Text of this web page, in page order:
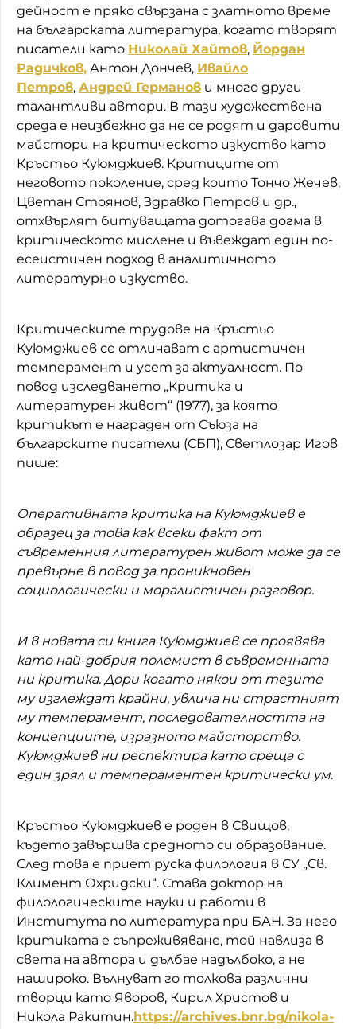
дейност е пряко свързана с златното време
на българската литература, когато творят
писатели като Николай Хайтов, Йордан
Радичков, Антон Дончев, Ивайло
Петров, Андрей Германов и много други
талантливи автори. В тази художествена
среда е неизбежно да не се родят и даровити
майстори на критическото изкуство като
Кръстьо Куюмджиев. Критиците от
неговото поколение, сред които Тончо Жечев,
Цветан Стоянов, Здравко Петров и др.,
отхвърлят битуващата дотогава догма в
критическото мислене и въвеждат един по-
есеистичен подход в аналитичното
литературно изкуство.
Критическите трудове на Кръстьо
Куюмджиев се отличават с артистичен
темперамент и усет за актуалност. По
повод изследването „Критика и
литературен живот“ (1977), за която
критикът е награден от Съюза на
българските писатели (СБП), Светлозар Игов
пише:
Оперативната критика на Куюмджиев е
образец за това как всеки факт от
съвременния литературен живот може да се
превърне в повод за проникновен
социологически и моралистичен разговор.
И в новата си книга Куюмджиев се проявява
като най-добрия полемист в съвременната
ни критика. Дори когато някои от тезите
му изглеждат крайни, увлича ни страстният
му темперамент, последователността на
концепциите, изразното майсторство.
Куюмджиев ни респектира като среща с
един зрял и темпераментен критически ум.
Кръстьо Куюмджиев е роден в Свищов,
където завършва средното си образование.
След това е приет руска филология в СУ „Св.
Климент Охридски“. Става доктор на
филологическите науки и работи в
Института по литература при БАН. За него
критиката е съпреживяване, той навлиза в
света на автора и дълбае надълбоко, а не
нашироко. Вълнуват го толкова различни
творци като Яворов, Кирил Христов и
Никола Ракитин.https://archives.bnr.bg/nikola-